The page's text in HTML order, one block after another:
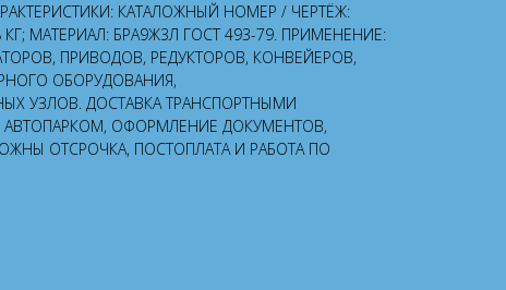
КАТАЛОЖНЫЙ НОМЕР / ЧЕРТЁЖ:
КГ; МАТЕРИАЛ: БРА9Ж3Л ГОСТ 493-79. ПРИМЕНЕНИЕ:
ПРИВОДОВ, РЕДУКТОРОВ, КОНВЕЙЕРОВ,
ОБОРУДОВАНИЯ,
УЗЛОВ. ДОСТАВКА ТРАНСПОРТНЫМИ
ОФОРМЛЕНИЕ ДОКУМЕНТОВ,
ОТСРОЧКА, ПОСТОПЛАТА И РАБОТА ПО